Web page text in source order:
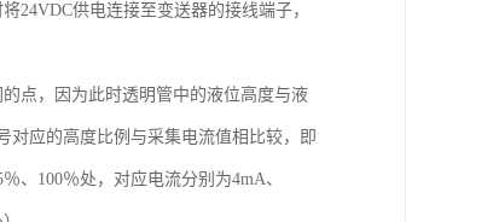
24VDC供电连接至变送器的接线端子，
点，因为此时透明管中的液位高度与液
对应的高度比例与采集电流值相比较，即
、100％处，对应电流分别为4mA、